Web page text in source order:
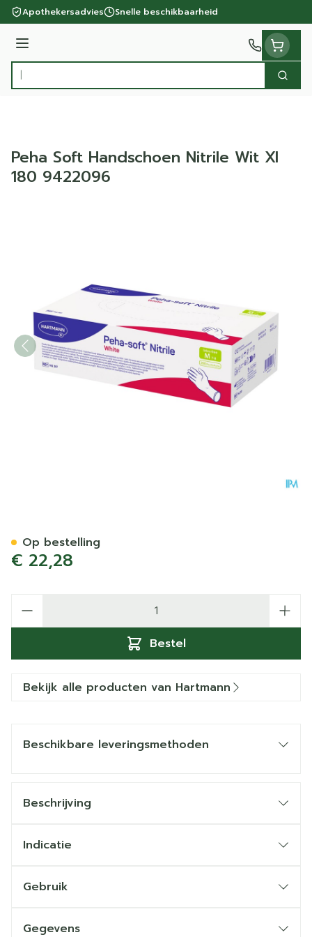
Ga naar de inhoud
Apothekersadvies Snelle beschikbaarheid
Menu
Product, merk, categorie...
Zoek
Peha Soft Handschoen Nitrile Wit Xl
180 9422096
€ 22,28
Bestel
Op bestelling
Bekijk alle producten van Hartmann
Beschikbare leveringsmethoden
Beschrijving
Indicatie
Gebruik
Gegevens